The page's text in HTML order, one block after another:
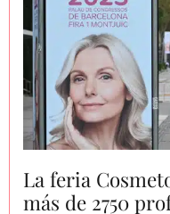
La feria
más de 2750